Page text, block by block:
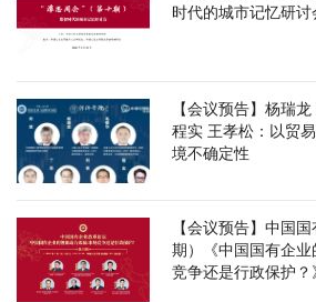
时代的城市记忆研讨
【会议预告】杨瑞
程实 王孝松：以贸
境不确定性
【会议预告】中国
期）《中国国有企
竞争还是行政保护？